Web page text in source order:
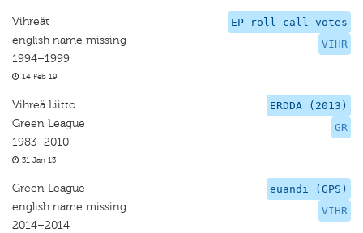
EP roll call votes
VIHR
Vihreät
english name missing
1994–1999
14 Feb 19
ERDDA (2013)
GR
Vihreä Liitto
Green League
1983–2010
31 Jan 13
euandi (GPS)
VIHR
Green League
english name missing
2014–2014